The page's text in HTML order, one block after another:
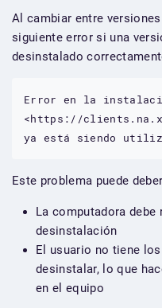
Al cambiar entre
siguiente error si una
desinstalado
Error en la
<https://
ya está siendo
Este problema puede
La computadora
desinstalación
El usuario no tiene
desinstalar, lo que
en el equipo